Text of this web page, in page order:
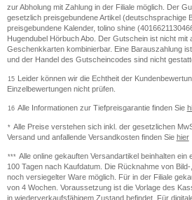
zur Abholung mit Zahlung in der Filiale möglich. Der
gesetzlich preisgebundene Artikel (deutschsprachige
preisgebundene Kalender, tolino shine
Hugendubel Hörbuch Abo. Der Gutschein ist nicht mit
Geschenkkarten kombinierbar. Eine Barauszahlung
und der Handel des Gutscheincodes sind nicht
15 Leider können wir die Echtheit der
Einzelbewertungen nicht prüfen.
16 Alle Informationen zur Tiefpreisgarantie finden Sie
* Alle Preise verstehen sich inkl. der gesetzlichen
Versand und anfallende Versandkosten finden Sie hier
*** Alle online gekauften Versandartikel beinhalten
100 Tagen nach Kaufdatum. Die Rücknahme von
noch versiegelter Ware möglich. Für in der Filiale
von 4 Wochen. Voraussetzung ist die Vorlage des
in wiederverkaufsfähigem Zustand befindet. Für